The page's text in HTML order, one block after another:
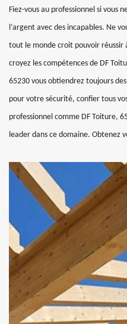
Fiez-vous au professionnel si vous
l’argent avec des incapables. Ne
tout le monde croit pouvoir réussir
croyez les compétences de DF
65230 vous obtiendrez toujours
pour votre sécurité, confier tous
professionnel comme DF Toiture,
leader dans ce domaine. Obtenez